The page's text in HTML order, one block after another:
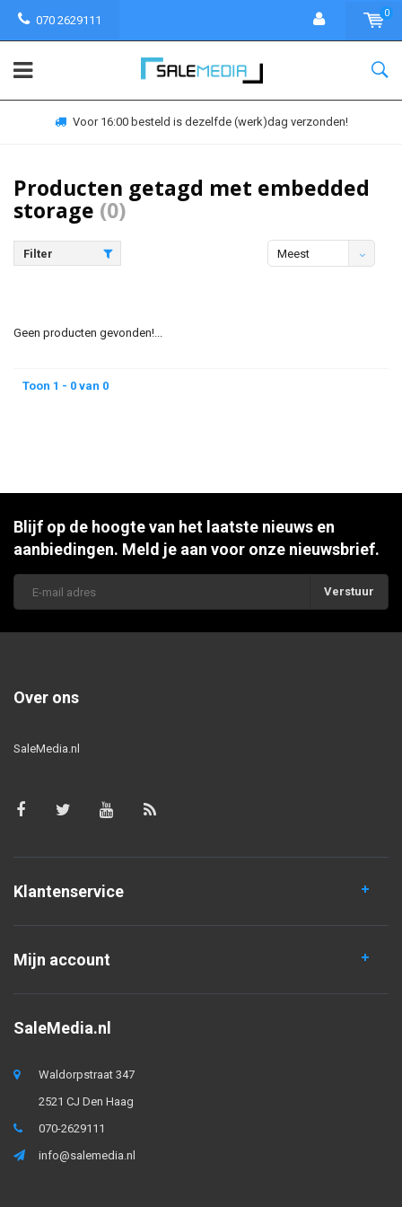
070 2629111
0
Voor 16:00 besteld is dezelfde (werk)dag verzonden!
Producten getagd met embedded
storage (0)
Filter
Meest
Geen producten gevonden!...
Toon 1 - 0 van 0
Blijf op de hoogte van het laatste nieuws en
aanbiedingen. Meld je aan voor onze nieuwsbrief.
Verstuur
Over ons
SaleMedia.nl
Klantenservice
Mijn account
SaleMedia.nl
Waldorpstraat 347
2521 CJ Den Haag
070-2629111
info@salemedia.nl